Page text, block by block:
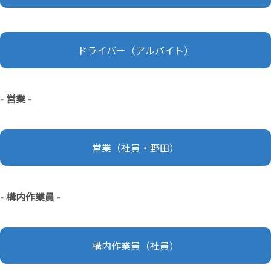
ドライバー（アルバイト）
- 営業 -
営業（社員・野田）
- 構内作業員 -
構内作業員（社員）